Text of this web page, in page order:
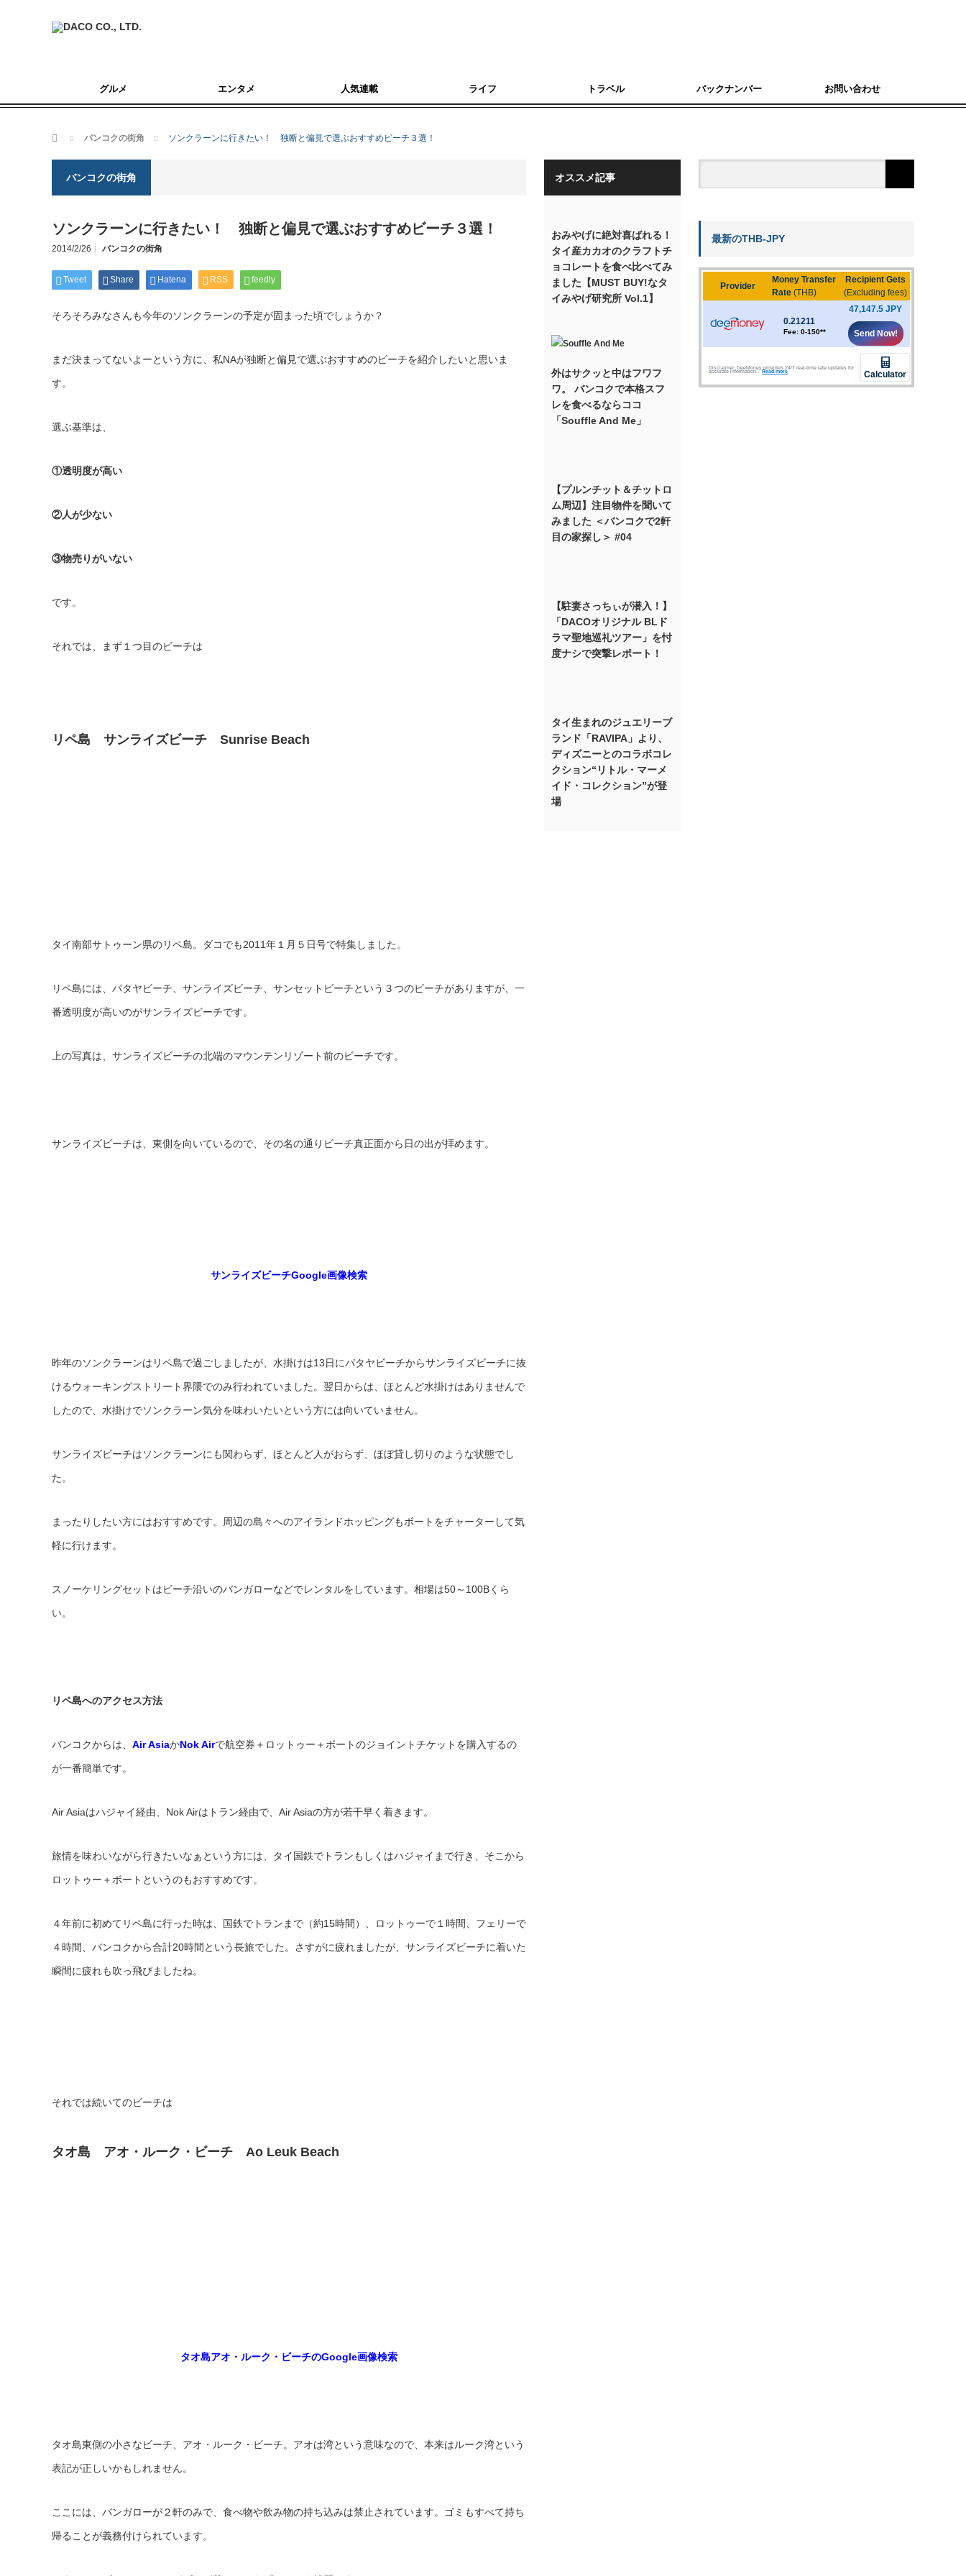
グルメ エンタメ 人気連載 ライフ トラベル バックナンバー お問い合わせ
ホーム バンコクの街角 ソンクラーンに行きたい！ 独断と偏見で選ぶおすすめビーチ３選！
バンコクの街角
ソンクラーンに行きたい！ 独断と偏見で選ぶおすすめビーチ３選！
2014/2/26 バンコクの街角
Tweet Share Hatena RSS feedly
そろそろみなさんも今年のソンクラーンの予定が固まった頃でしょうか？
まだ決まってないよーという方に、私NAが独断と偏見で選ぶおすすめのビーチを紹介したいと思いま
す。
選ぶ基準は、
①透明度が高い
②人が少ない
③物売りがいない
です。
それでは、まず１つ目のビーチは
リペ島 サンライズビーチ Sunrise Beach
タイ南部サトゥーン県のリペ島。ダコでも2011年１月５日号で特集しました。
リペ島には、パタヤビーチ、サンライズビーチ、サンセットビーチという３つのビーチがありますが、一
番透明度が高いのがサンライズビーチです。
上の写真は、サンライズビーチの北端のマウンテンリゾート前のビーチです。
サンライズビーチは、東側を向いているので、その名の通りビーチ真正面から日の出が拝めます。
サンライズビーチGoogle画像検索
昨年のソンクラーンはリペ島で過ごしましたが、水掛けは13日にパタヤビーチからサンライズビーチに抜
けるウォーキングストリート界隈でのみ行われていました。翌日からは、ほとんど水掛けはありませんで
したので、水掛けでソンクラーン気分を味わいたいという方には向いていません。
サンライズビーチはソンクラーンにも関わらず、ほとんど人がおらず、ほぼ貸し切りのような状態でし
た。
まったりしたい方にはおすすめです。周辺の島々へのアイランドホッピングもボートをチャーターして気
軽に行けます。
スノーケリングセットはビーチ沿いのバンガローなどでレンタルをしています。相場は50～100Bくら
い。
リペ島へのアクセス方法
バンコクからは、 Air AsiaかNok Airで航空券＋ロットゥー＋ボートのジョイントチケットを購入するの
が一番簡単です。
Air Asiaはハジャイ経由、Nok Airはトラン経由で、Air Asiaの方が若干早く着きます。
旅情を味わいながら行きたいなぁという方には、タイ国鉄でトランもしくはハジャイまで行き、そこから
ロットゥー＋ボートというのもおすすめです。
４年前に初めてリペ島に行った時は、国鉄でトランまで（約15時間）、ロットゥーで１時間、フェリーで
４時間、バンコクから合計20時間という長旅でした。さすがに疲れましたが、サンライズビーチに着いた
瞬間に疲れも吹っ飛びましたね。
それでは続いてのビーチは
タオ島 アオ・ルーク・ビーチ Ao Leuk Beach
タオ島アオ・ルーク・ビーチのGoogle画像検索
タオ島東側の小さなビーチ、アオ・ルーク・ビーチ。アオは湾という意味なので、本来はルーク湾という
表記が正しいかもしれません。
ここには、バンガローが２軒のみで、食べ物や飲み物の持ち込みは禁止されています。ゴミもすべて持ち
帰ることが義務付けられています。
オススメ記事
おみやげに絶対喜ばれる！
タイ産カカオのクラフトチ
ョコレートを食べ比べてみ
ました【MUST BUY!なタ
イみやげ研究所 Vol.1】
外はサクッと中はフワフ
ワ。 バンコクで本格スフ
レを食べるならココ
「Souffle And Me」
【プルンチット＆チットロ
ム周辺】注目物件を聞いて
みました ＜バンコクで2軒
目の家探し＞ #04
【駐妻さっちぃが潜入！】
「DACOオリジナル BLド
ラマ聖地巡礼ツアー」を忖
度ナシで突撃レポート！
タイ生まれのジュエリーブ
ランド「RAVIPA」より、
ディズニーとのコラボコレ
クション“リトル・マーメ
イド・コレクション”が登
場
最新のTHB-JPY